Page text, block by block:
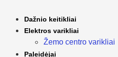
Dažnio keitikliai
Elektros varikliai
Žemo centro varikliai
Paleidėjai